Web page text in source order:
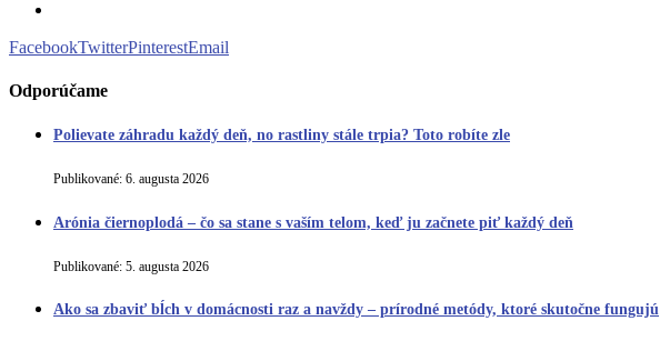
FacebookTwitterPinterestEmail
Odporúčame
Polievate záhradu každý deň, no rastliny stále trpia? Toto robíte zle
Publikované: 6. augusta 2026
Arónia čiernoplodá – čo sa stane s vaším telom, keď ju začnete piť každý deň
Publikované: 5. augusta 2026
Ako sa zbaviť bĺch v domácnosti raz a navždy – prírodné metódy, ktoré skutočne fungujú